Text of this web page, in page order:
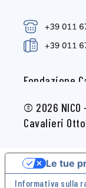
Fondazione
c/o
- 10124
© 2026
Cavalieri
Informativa sulla
Le tue